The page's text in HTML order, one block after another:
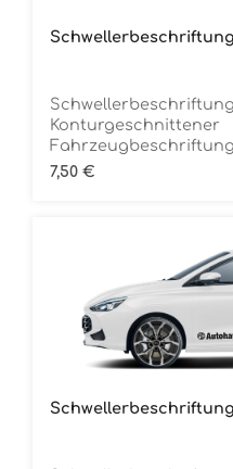
Konturgeschnittener
Übertragungstape
Regulärer Preis:
7,50 €